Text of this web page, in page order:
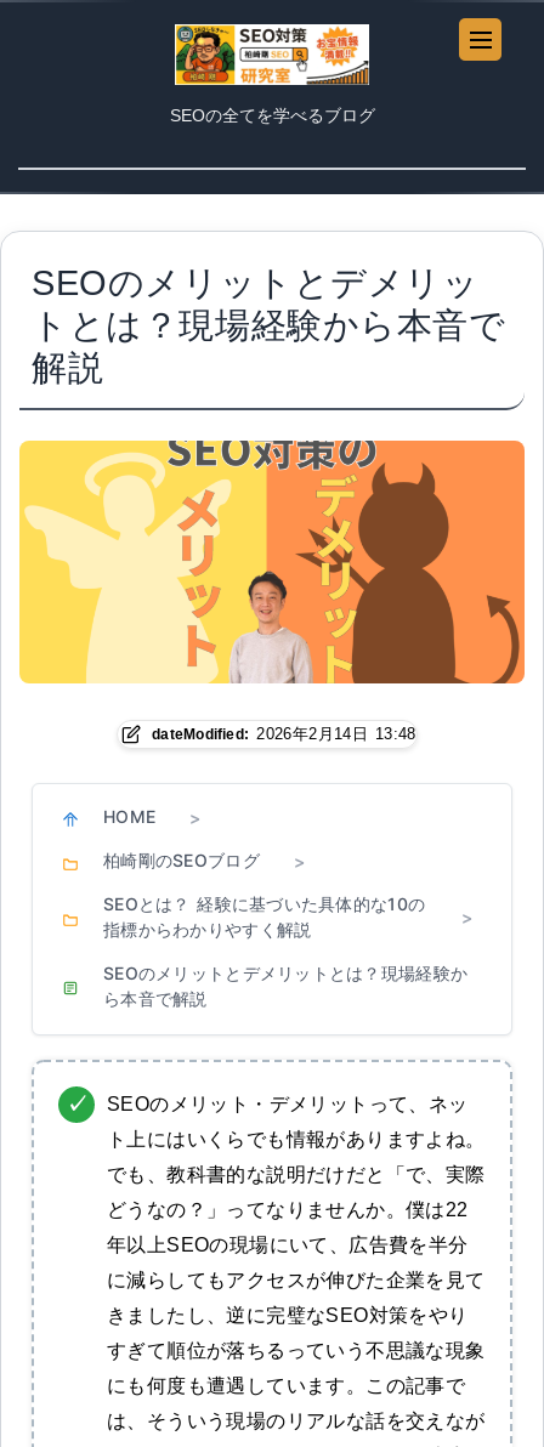
SEOの全てを学べるブログ
SEOのメリットとデメリッ
トとは？現場経験から本音で
解説
dateModified: 2026年2月14日 13:48
HOME >
柏崎剛のSEOブログ >
SEOとは？ 経験に基づいた具体的な10の
指標からわかりやすく解説
>
SEOのメリットとデメリットとは？現場経験か
ら本音で解説
SEOのメリット・デメリットって、ネッ
ト上にはいくらでも情報がありますよね。
でも、教科書的な説明だけだと「で、実際
どうなの？」ってなりませんか。僕は22
年以上SEOの現場にいて、広告費を半分
に減らしてもアクセスが伸びた企業を見て
きましたし、逆に完璧なSEO対策をやり
すぎて順位が落ちるっていう不思議な現象
にも何度も遭遇しています。この記事で
は、そういう現場のリアルな話を交えなが